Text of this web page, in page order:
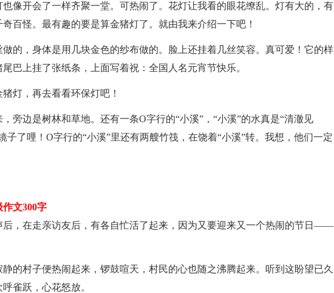
像开会了一样齐聚一堂。可热闹了。花灯让我看的眼花缭乱。灯有大的，有
百怪。最有趣的要是算金猪灯了。就由我来介绍一下吧！
的，身体是用几块金色的纱布做的。脸上还挂着几丝笑容。真可爱！它的样
巴上挂了张纸条，上面写着祝：全国人名元宵节快乐。
灯，再去看看环保灯吧！
旁边是树林和草地。还有一条O字行的“小溪”，“小溪”的水真是“清澈见
子了哩！O字行的“小溪”里还有两艘竹筏，在饶着“小溪”转。我想，他们一定
文300字
后，在走亲访友后，有各自忙活了起来，因为又要迎来又一个热闹的节日——
的村子便热闹起来，锣鼓喧天，村民的心也随之沸腾起来。听到这盼望已久
雀跃，心花怒放。